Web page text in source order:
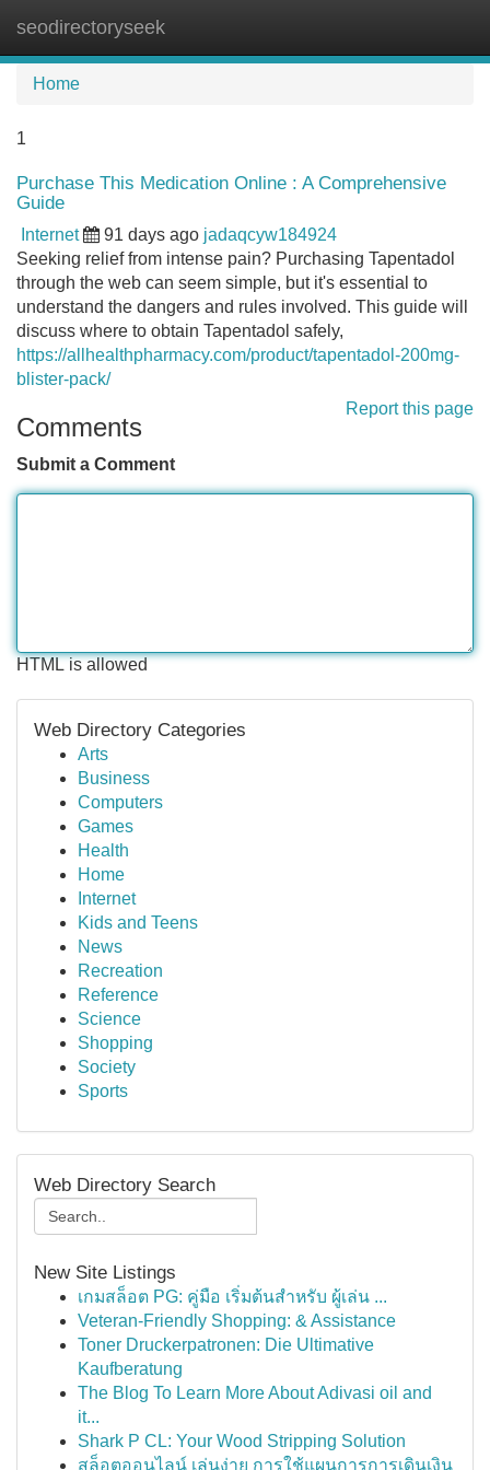
seodirectoryseek
Home
1
Purchase This Medication Online : A Comprehensive
Guide
Internet 91 days ago jadaqcyw184924
Seeking relief from intense pain? Purchasing Tapentadol
through the web can seem simple, but it's essential to
understand the dangers and rules involved. This guide will
discuss where to obtain Tapentadol safely,
https://allhealthpharmacy.com/product/tapentadol-200mg-
blister-pack/
Report this page
Comments
Submit a Comment
HTML is allowed
Web Directory Categories
Arts
Business
Computers
Games
Health
Home
Internet
Kids and Teens
News
Recreation
Reference
Science
Shopping
Society
Sports
Web Directory Search
New Site Listings
เกมสล็อต PG: คู่มือ เริ่มต้นสำหรับ ผู้เล่น ...
Veteran-Friendly Shopping: & Assistance
Toner Druckerpatronen: Die Ultimative
Kaufberatung
The Blog To Learn More About Adivasi oil and
it...
Shark P CL: Your Wood Stripping Solution
สล็อตออนไลน์ เล่นง่าย การใช้แผนการการเดินเงิน